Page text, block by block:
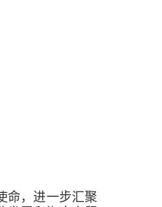
命，进一步汇聚